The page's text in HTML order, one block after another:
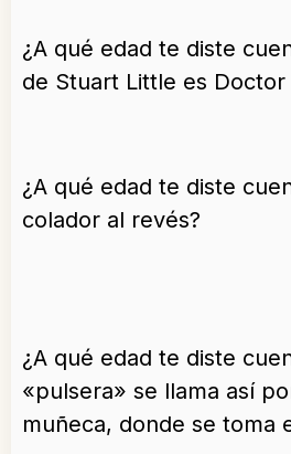
¿A qué edad te diste
de Stuart Little es Doctor
¿A qué edad te diste
colador al revés?
¿A qué edad te diste
«pulsera» se llama así
muñeca, donde se toma